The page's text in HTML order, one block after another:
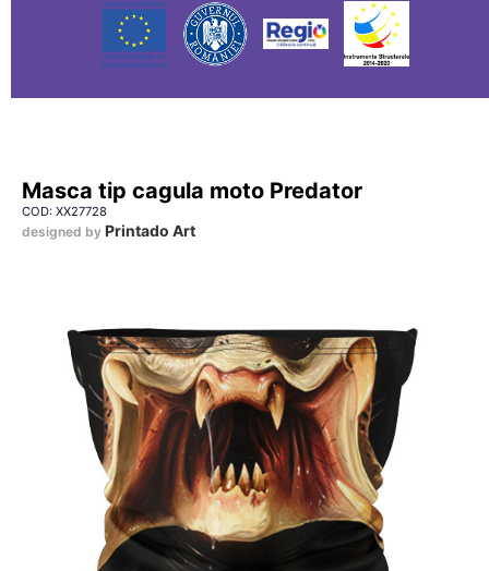
Masca tip cagula moto Predator
COD: XX27728
designed by Printado Art